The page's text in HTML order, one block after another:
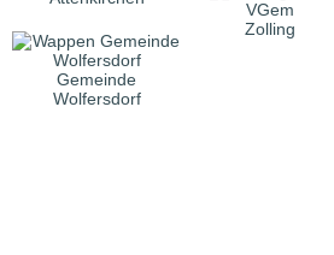
VGem
Zolling
Gemeinde
Wolfersdorf